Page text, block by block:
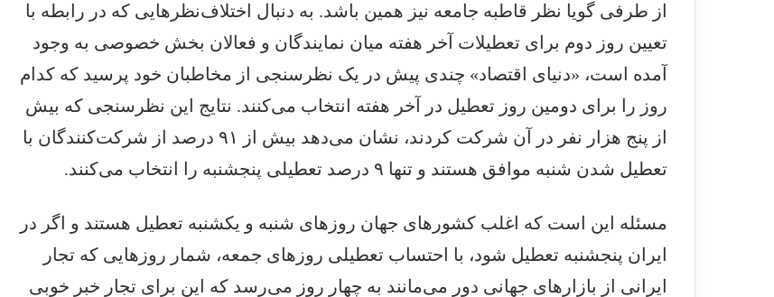
از طرفی گویا نظر قاطبه جامعه نیز همین باشد. به دنبال اختلاف‌نظرهایی که در رابطه با
تعیین روز دوم برای تعطیلات آخر هفته میان نمایندگان و فعالان بخش خصوصی به وجود
آمده است، «دنیای اقتصاد» چندی پیش در یک نظرسنجی از مخاطبان خود پرسید که کدام
روز را برای دومین روز تعطیل در آخر هفته انتخاب می‌کنند. نتایج این نظرسنجی که بیش
از پنج هزار نفر در آن شرکت کردند، نشان می‌دهد بیش از ۹۱ درصد از شرکت‌کنندگان با
تعطیل شدن شنبه موافق هستند و تنها ۹ درصد تعطیلی پنجشنبه را انتخاب می‌کنند.
مسئله این است که اغلب کشورهای جهان روزهای شنبه و یکشنبه تعطیل هستند و اگر در
ایران پنجشنبه تعطیل شود، با احتساب تعطیلی روزهای جمعه، شمار روزهایی که تجار
ایرانی از بازارهای جهانی دور می‌مانند به چهار روز می‌رسد که این برای تجار خبر خوبی